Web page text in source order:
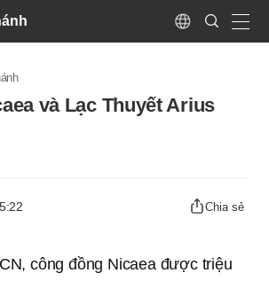
Language
Search
Submit
và Lạc Thuyết Arius
Chia sẻ
công đồng Nicaea được triệu